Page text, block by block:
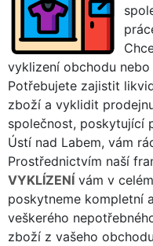
vyklizení obchodu
Potřebujete zajistit
zboží a vyklidit
společnost, poskytující
Ústí nad Labem, vám
Prostřednictvím naší
VYKLÍZENÍ vám v
poskytneme kompletní
veškerého
zboží z vašeho